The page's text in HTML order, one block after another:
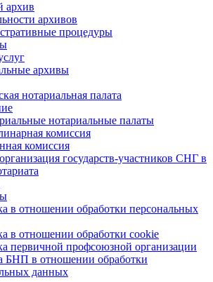
архив
архивов
процедуры
архивы
нотариальная палата
нотариальные палаты
комиссия
комиссия
государств-участников СНГ в
в отношении обработки персональных
в отношении обработки cookie
первичной профсоюзной организации
БНП в отношении обработки
данных